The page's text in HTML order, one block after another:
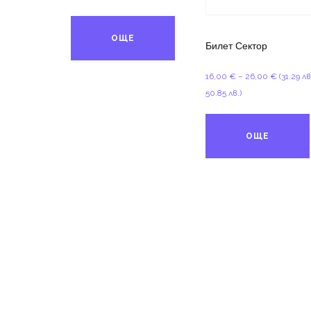
ОЩЕ
Билет Сектор
16,00 € – 26,00 €Price
(31.29
50.85 лв.)
ОЩЕ